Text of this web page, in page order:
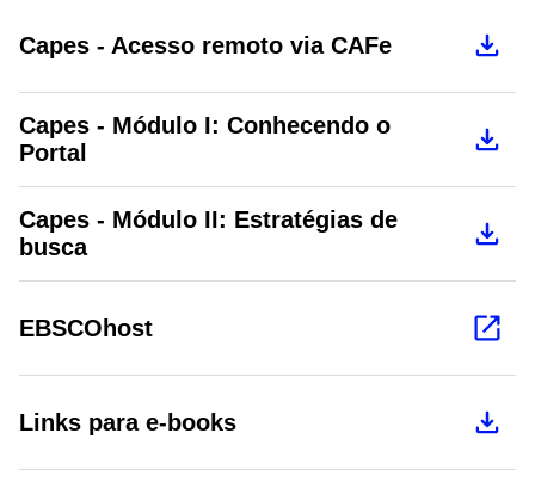
Capes - Acesso remoto via CAFe
Capes - Módulo I: Conhecendo o
Portal
Capes - Módulo II: Estratégias de
busca
EBSCOhost
Links para e-books